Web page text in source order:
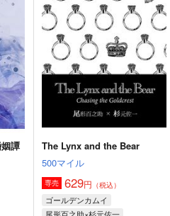
細
RE;frain
No.024
1,572円 （税込）
尾形百之助×杉元佐一
サンプル 作品詳細
譚
The Lynx and the Bear
500マイル
専売 629円 （税込）
ゴールデンカムイ